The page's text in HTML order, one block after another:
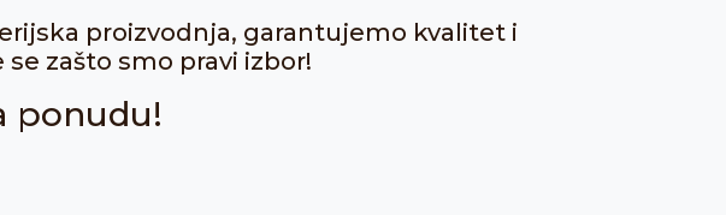
proizvodnja, garantujemo kvalitet i
zašto smo pravi izbor!
ponudu!